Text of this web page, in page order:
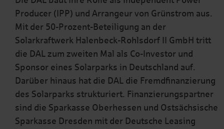
Producer (IPP) und Arrangeur von Grünstrom aus.
Mit der 50-Prozent-Beteiligung an der
Solarkraftwerk Halenbeck-Rohlsdorf II GmbH tritt
die DAL zum zweiten Mal als Co-Investor und
Sponsor eines Solarparks in Deutschland auf.
Darüber hinaus hat die DAL die Fremdfinanzierung
des Solarparks strukturiert. Finanzierungspartner
sind die Sparkasse Oberhessen und Ostsächsische
Sparkasse Dresden mit der Deutsche Leasing